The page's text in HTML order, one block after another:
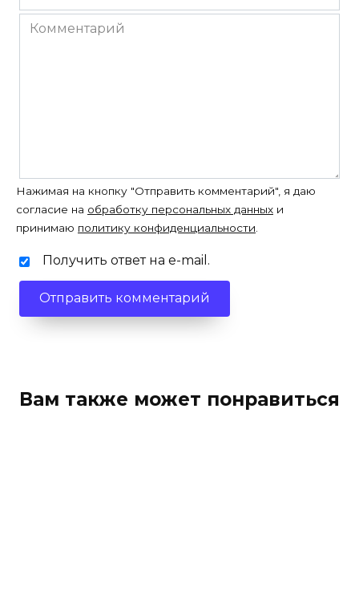
*
Комментарий
Нажимая на кнопку "Отправить комментарий", я даю
согласие на обработку персональных данных и
принимаю политику конфиденциальности
Получить ответ на e-mail.
Вам также может понравиться